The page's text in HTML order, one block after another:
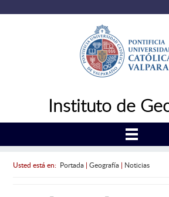
Instituto de
Usted está en: Portada| Geografía| Noticias